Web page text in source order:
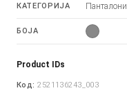
КАТЕГОРИЈА Панталони
БОЈА
Product IDs
Код: 2521136243_003